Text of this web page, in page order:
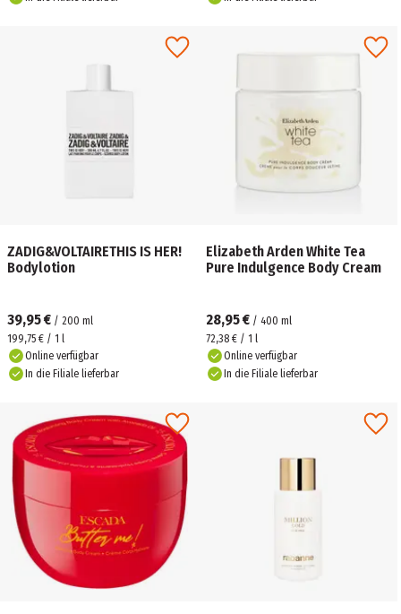
ZADIG&VOLTAIRETHIS IS HER!
Bodylotion
39,95 € / 200 ml
199,75 € / 1 l
Online verfügbar
In die Filiale lieferbar
Elizabeth Arden White Tea
Pure Indulgence Body Cream
28,95 € / 400 ml
72,38 € / 1 l
Online verfügbar
In die Filiale lieferbar